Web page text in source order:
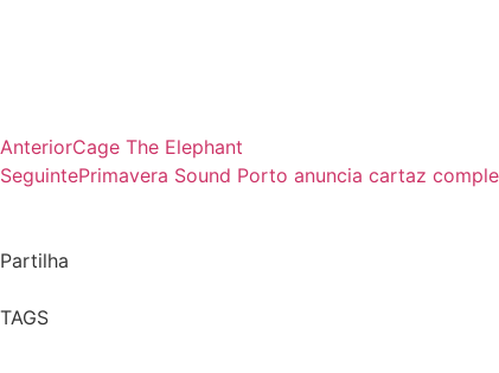
AnteriorCage The Elephant
SeguintePrimavera Sound Porto anuncia cartaz
Partilha
TAGS